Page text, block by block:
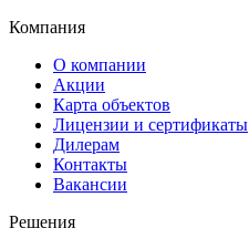
Компания
О компании
Акции
Карта объектов
Лицензии и сертификаты
Дилерам
Контакты
Вакансии
Решения